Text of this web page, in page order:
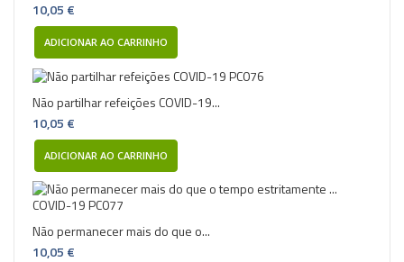
10,05 €
ADICIONAR AO CARRINHO
Não partilhar refeições COVID-19...
10,05 €
ADICIONAR AO CARRINHO
Não permanecer mais do que o...
10,05 €